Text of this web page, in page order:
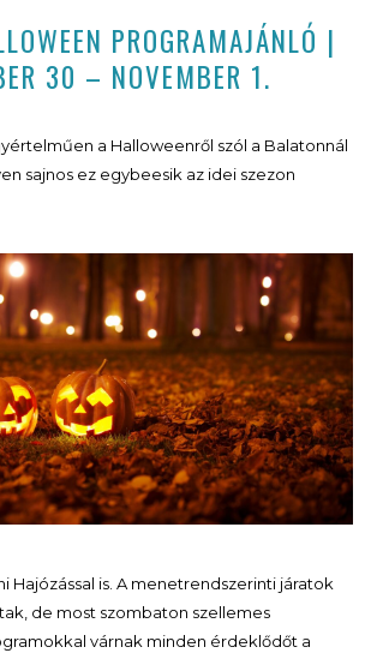
PROGRAMAJÁNLÓ |
30 – NOVEMBER 1.
a Halloweenről szól a Balatonnál
sajnos ez egybeesik az idei szezon
Hajózással is. A menetrendszerinti járatok
de most szombaton szellemes
várnak minden érdeklődőt a